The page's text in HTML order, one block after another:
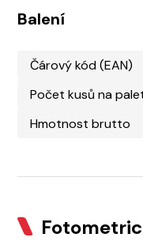
Balení
Čárový kód (EAN)
Počet kusů na
Hmotnost brutto